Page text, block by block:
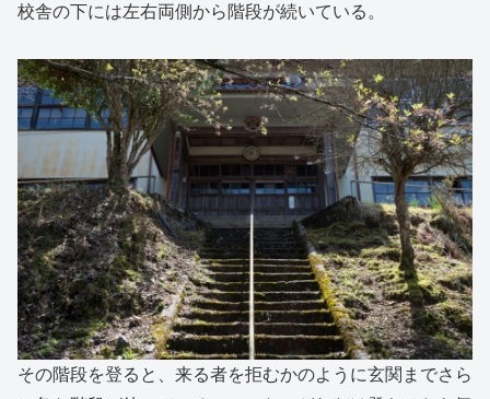
校舎の下には左右両側から階段が続いている。
その階段を登ると、来る者を拒むかのように玄関までさら